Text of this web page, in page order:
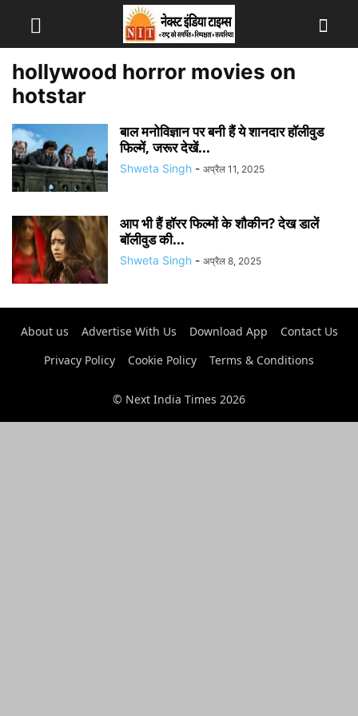
hollywood horror movies on
hotstar
बाल मनोविज्ञान पर बनी हैं ये शानदार हॉलीवुड
फिल्में, जरूर देखें...
Shweta Singh - अप्रैल 11, 2025
आप भी हैं हॉरर फिल्मों के शौकीन? देख डालें
बॉलीवुड की...
Shweta Singh - अप्रैल 8, 2025
About us Advertise With Us Download App
Contact Us
Privacy Policy
Cookie Policy Terms & Conditions
© Next India Times 2026